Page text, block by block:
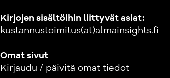
Kirjojen sisältöihin liittyvät asiat:
kustannustoimitus(at)almainsights.fi
Omat sivut
Kirjaudu / päivitä omat tiedot